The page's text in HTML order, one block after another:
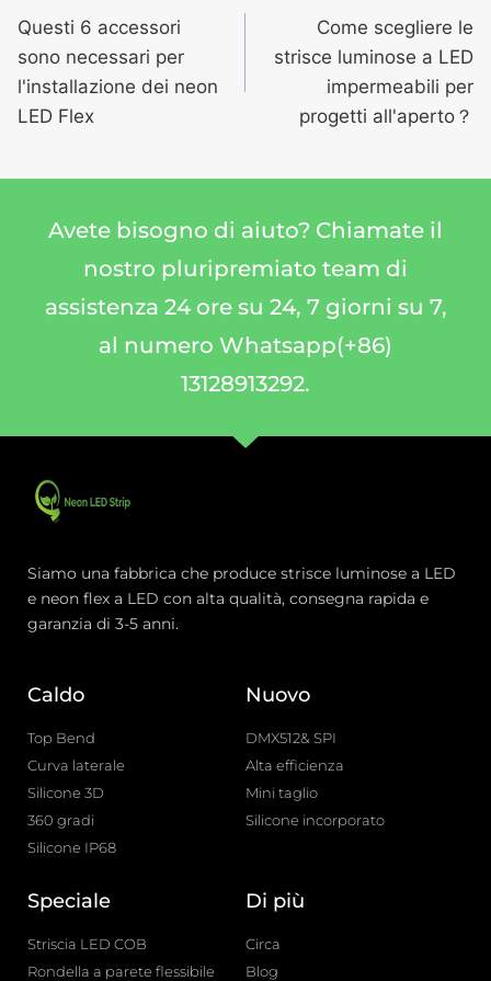
Questi 6 accessori
sono necessari per
l'installazione dei neon
LED Flex
Come scegliere le
strisce luminose a LED
impermeabili per
progetti all'aperto？
Avete bisogno di aiuto? Chiamate il
nostro pluripremiato team di
assistenza 24 ore su 24, 7 giorni su 7,
al numero Whatsapp(+86)
13128913292.
Siamo una fabbrica che produce strisce luminose a LED
e neon flex a LED con alta qualità, consegna rapida e
garanzia di 3-5 anni.
Caldo
Top Bend
Curva laterale
Silicone 3D
360 gradi
Silicone IP68
Nuovo
DMX512& SPI
Alta efficienza
Mini taglio
Silicone incorporato
Speciale
Striscia LED COB
Rondella a parete flessibile
Di più
Circa
Blog